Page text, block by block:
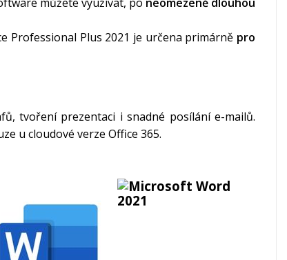
Professional Plus 2021 je určena primárně pro
tvoření prezentaci i snadné posílání e-mailů.
u cloudové verze Office 365.